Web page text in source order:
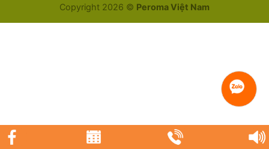
Copyright 2026 © Peroma Việt Nam